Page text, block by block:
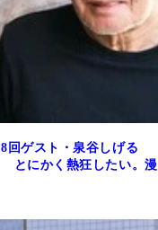
ゲスト・泉谷しげる
とにかく熱狂したい。漫